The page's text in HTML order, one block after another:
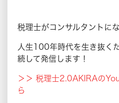
税理士がコンサルタントに
人生100年時代を生き抜く
続して発信します！
＞＞ 税理士2.0AKIRAの
ら